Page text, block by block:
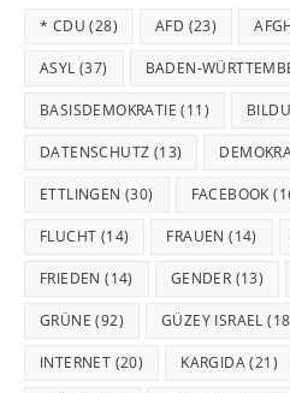
* CDU (28) AFD (23)
ASYL (37) BADEN-
BASISDEMOKRATIE (11)
DATENSCHUTZ (13)
ETTLINGEN (30) FACEBOOK
FLUCHT (14) FRAUEN (14)
FRIEDEN (14) GENDER (13)
GRÜNE (92) GÜZEY ISRAEL
INTERNET (20) KARGIDA(21)